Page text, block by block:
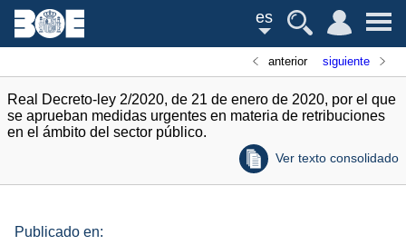
es
anterior siguiente
Real Decreto-ley 2/2020, de 21 de enero de 2020, por el que
se aprueban medidas urgentes en materia de retribuciones
en el ámbito del sector público.
Ver texto consolidado
Publicado en: